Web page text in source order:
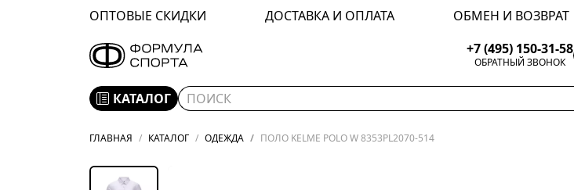
ОПТОВЫЕ СКИДКИ ДОСТАВКА И ОПЛАТА ОБМЕН И ВОЗВРАТ
+7 (495) 150-31-58
ОБРАТНЫЙ ЗВОНОК
КАТАЛОГ
ГЛАВНАЯ КАТАЛОГ ОДЕЖДА ПОЛО KELME POLO W 8353PL2070-514